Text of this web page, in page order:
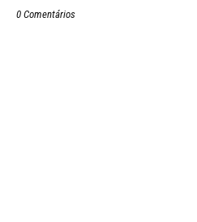
0 Comentários